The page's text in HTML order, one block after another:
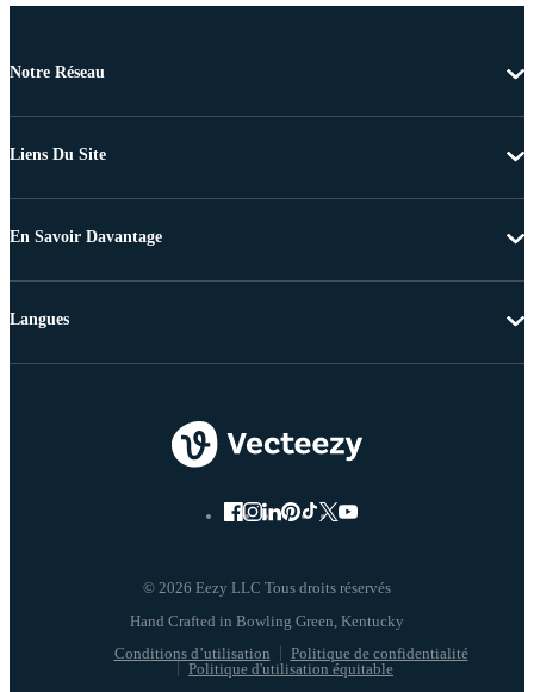
Notre Réseau
Liens Du Site
En Savoir Davantage
© 2026 Eezy LLC Tous droits réservés
Conditions d’utilisation
Politique de confidentialité
Politique d'utilisation équitable
Langues